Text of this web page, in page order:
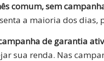
comum, sem
a maioria dos dias,
de garantia
sua renda. Nas